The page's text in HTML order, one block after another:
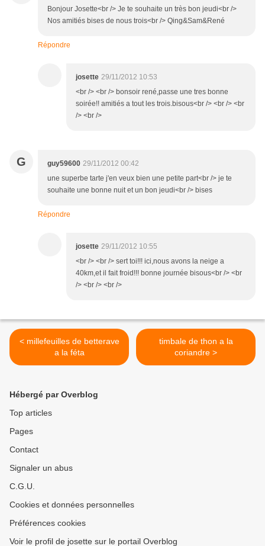
Bonjour Josette<br /> Je te souhaite un très bon jeudi<br />
Nos amitiés bises de nous trois<br /> Qing&Sam&René
Répondre
josette 29/11/2012 10:53
<br /> <br /> bonsoir rené,passe une tres bonne
soirée!! amitiés a tout les trois.bisous<br /> <br /> <br
/> <br />
G guy59600 29/11/2012 00:42
une superbe tarte j'en veux bien une petite part<br /> je te
souhaite une bonne nuit et un bon jeudi<br /> bises
Répondre
josette 29/11/2012 10:55
<br /> <br /> sert toi!!! ici,nous avons la neige a
40km,et il fait froid!!! bonne journée bisous<br /> <br
/> <br /> <br />
< millefeuilles de betterave
a la féta
timbale de thon a la
coriandre >
Hébergé par Overblog
Top articles
Pages
Contact
Signaler un abus
C.G.U.
Cookies et données personnelles
Préférences cookies
Voir le profil de josette sur le portail Overblog